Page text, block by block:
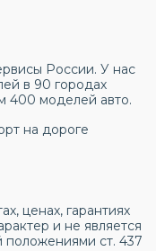
России. У нас
в 90 городах
400 моделей авто.
на дороге
ценах, гарантиях
и не является
ст. 437